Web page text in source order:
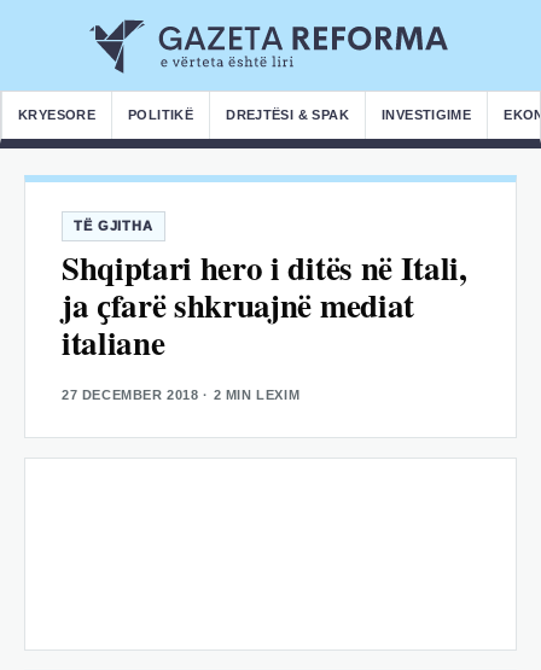
KRYESORE POLITIKË DREJTËSI & SPAK INVESTIGIME
TË GJITHA
Shqiptari hero i ditës në Itali,
ja ҫfarë shkruajnë mediat
italiane
27 DECEMBER 2018 · 2 MIN LEXIM